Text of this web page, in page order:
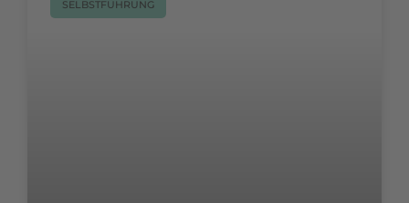
SELBSTFÜHRUNG